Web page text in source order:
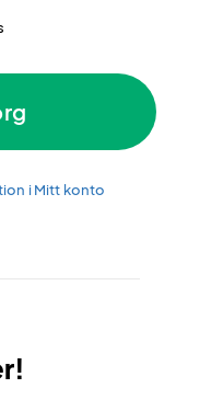
i Mitt konto